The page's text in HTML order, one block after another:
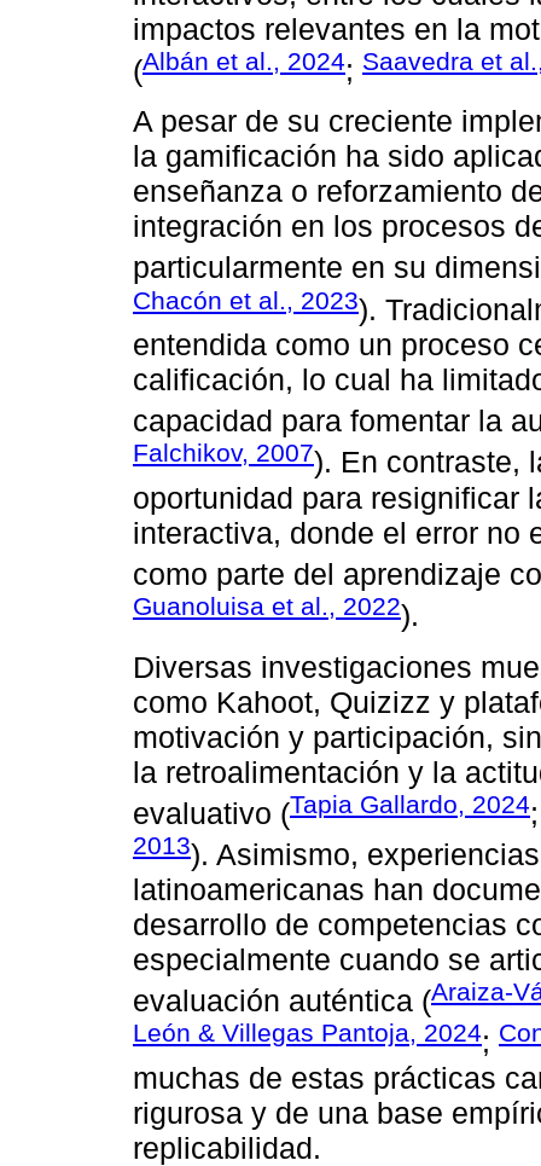
impactos relevantes en la
(Albán et al., 2024; Saavedra et
A pesar de su creciente
la gamificación ha sido
enseñanza o reforzamiento
integración en los procesos
particularmente en su
Chacón et al., 2023).
entendida como un proceso
calificación, lo cual ha
capacidad para fomentar la
Falchikov, 2007). En contraste,
oportunidad para resignificar
interactiva, donde el error no
como parte del aprendizaje
Guanoluisa et al., 2022).
Diversas investigaciones
como Kahoot, Quizizz y
motivación y participación,
la retroalimentación y la
evaluativo (Tapia Gallardo, 2024
2013). Asimismo,
latinoamericanas han
desarrollo de competencias
especialmente cuando se
evaluación auténtica (Araiza-
León & Villegas Pantoja, 2024;
muchas de estas prácticas
rigurosa y de una base
replicabilidad.